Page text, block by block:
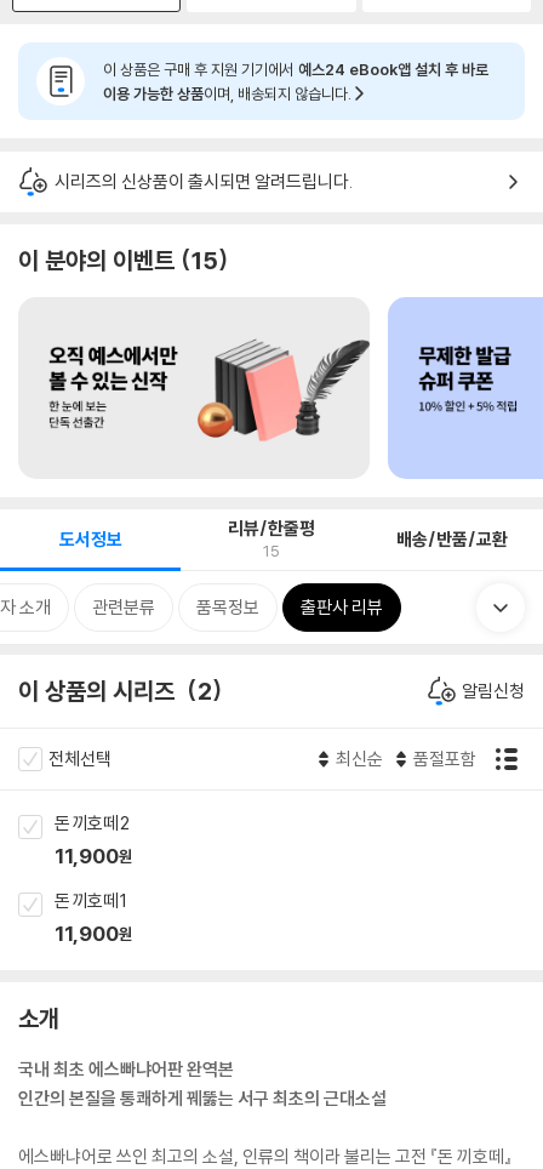
이 상품은 구매 후 지원 기기에서 예스24 eBook앱 설치 후 바로
이용 가능한 상품이며, 배송되지 않습니다.
시리즈의 신상품이 출시되면 알려드립니다.
이 분야의 이벤트 15
도서정보 리뷰/한줄평
15 배송/반품/교환
소개 관련분류 품목정보 출판사 리뷰
이 상품의 시리즈 2 알림신청
전체선택 최신순 품절포함
돈 끼호떼 2
11,900원
돈 끼호떼 1
11,900원
소개
국내 최초 에스빠냐어판 완역본
인간의 본질을 통쾌하게 꿰뚫는 서구 최초의 근대소설
에스빠냐어로 쓰인 최고의 소설, 인류의 책이라 불리는 고전 『돈 끼호떼』